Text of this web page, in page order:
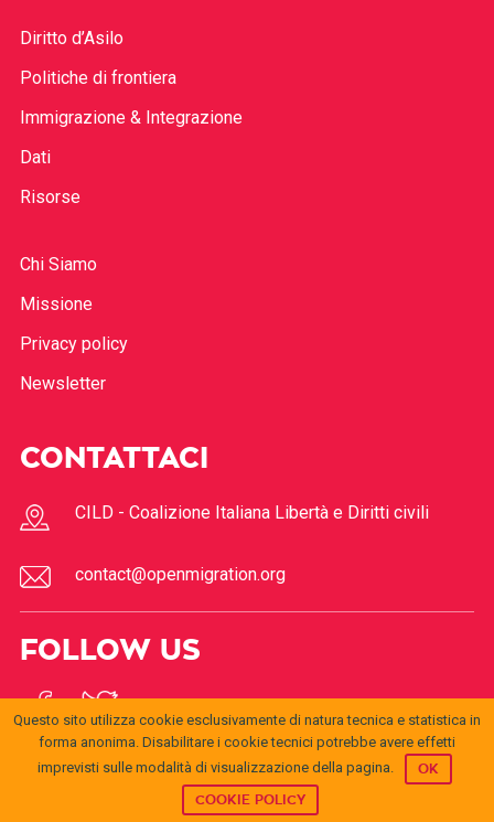
Diritto d’Asilo
Politiche di frontiera
Immigrazione & Integrazione
Dati
Risorse
Chi Siamo
Missione
Privacy policy
Newsletter
CONTATTACI
CILD - Coalizione Italiana Libertà e Diritti civili
contact@openmigration.org
FOLLOW US
Questo sito utilizza cookie esclusivamente di natura tecnica e statistica in
forma anonima. Disabilitare i cookie tecnici potrebbe avere effetti
imprevisti sulle modalità di visualizzazione della pagina.
OK
COOKIE POLICY